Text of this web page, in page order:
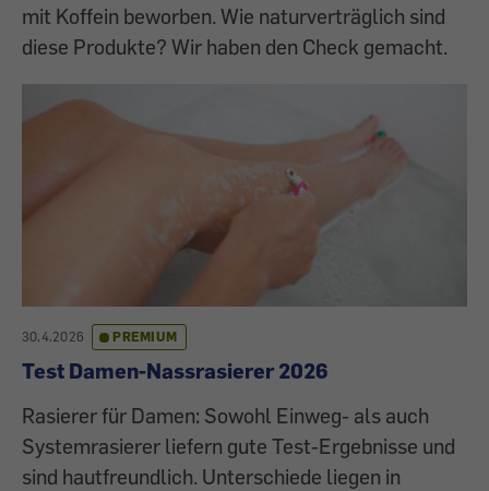
mit Koffein beworben. Wie naturverträglich sind
diese Produkte? Wir haben den Check gemacht.
30.4.2026 PREMIUM
Test Damen-Nassrasierer 2026
Rasierer für Damen: Sowohl Einweg- als auch
Systemrasierer liefern gute Test-Ergebnisse und
sind hautfreundlich. Unterschiede liegen in